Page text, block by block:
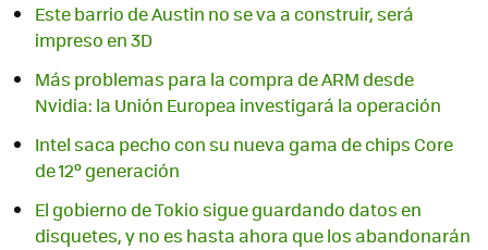
Este barrio de Austin no se va a construir, será
impreso en 3D
Más problemas para la compra de ARM desde
Nvidia: la Unión Europea investigará la operación
Intel saca pecho con su nueva gama de chips Core
de 12º generación
El gobierno de Tokio sigue guardando datos en
disquetes, y no es hasta ahora que los abandonarán